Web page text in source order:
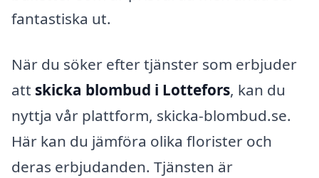
fantastiska ut.
När du söker efter tjänster som erbjuder
att skicka blombud i Lottefors, kan du
nyttja vår plattform, skicka-blombud.se.
Här kan du jämföra olika florister och
deras erbjudanden. Tjänsten är